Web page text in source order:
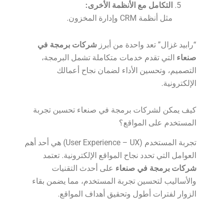
التكامل مع الأنظمة الأخرى:
مثل أنظمة CRM وإدارة المخزون.
“رابيد غزال” تعد واحدة من أبرزشركات برمجة في
صنعاءالتي تقدم خدمات متكاملة تشمل البرمجة،
التصميم، وتحسين الأداء لضمان نجاح أعمالك
الإلكترونية.
كيف يمكن لشركات برمجة في صنعاء تحسين تجربة
المستخدم على المواقع؟
تجربة المستخدم (User Experience – UX) هي أحد أهم
العوامل التي تحدد نجاح المواقع الإلكترونية. تعتمد
شركات برمجة في صنعاءعلى أحدث التقنيات
والأساليب لتحسين تجربة المستخدم، مما يضمن بقاء
الزوار لفترات أطول وتحقيق أهداف المواقع.